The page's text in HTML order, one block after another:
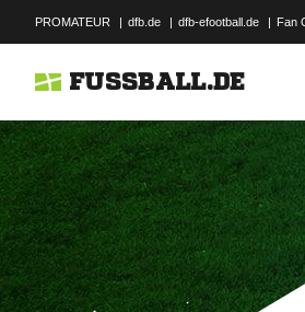
PROMATEUR | dfb.de | dfb-efootball.de | Fan
FUSSBALL.DE